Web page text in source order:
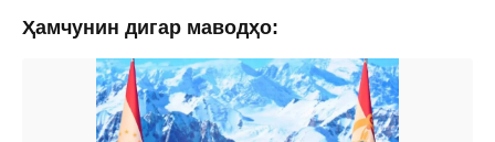
Ҳамчунин дигар маводҳо: